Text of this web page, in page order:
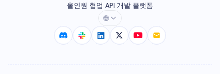
올인원 협업 API 개발 플랫폼